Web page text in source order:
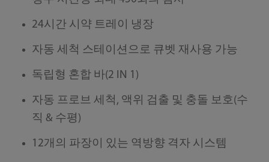
24시간 시약 트레이 냉장
자동 세척 스테이션으로 큐벳 재사용 가능
독립형 혼합 바(2 IN 1)
자동 프로브 세척, 액위 검출 및 충돌 보호(수
직 & 수평)
12개의 파장이 있는 역방향 격자 시스템